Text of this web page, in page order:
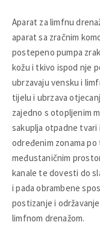
Aparat za limfnu
aparat sa zračnim
postepeno pumpa
kožu i tkivo ispod nje
ubrzavaju vensku i
tijelu i ubrzava
zajedno s otopljenim
sakuplja otpadne tvari
određenim zonama
međustaničnim
kanale te dovesti do
i pada obrambene
postizanje i
limfnom drenažom.